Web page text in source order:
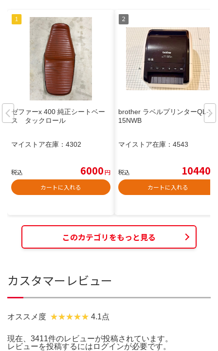
ゼファーx 400 純正シートベー
ス タックロール
マイストア在庫： 4302
税込 6000円
カートに入れる
brother ラベルプリンターQL-11
15NWB
マイストア在庫： 4543
税込 10440
カートに入れる
このカテゴリをもっと見る
カスタマーレビュー
オススメ度 4.1点
現在、3411件のレビューが投稿されています。
レビューを投稿するには ログインが必要です。